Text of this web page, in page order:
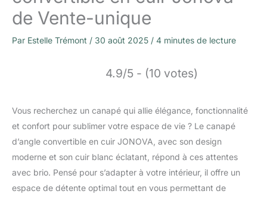
de Vente-unique
Par Estelle Trémont / 30 août 2025 / 4 minutes de lecture
4.9/5 - (10 votes)
Vous recherchez un canapé qui allie élégance, fonctionnalité
et confort pour sublimer votre espace de vie ? Le canapé
d’angle convertible en cuir JONOVA, avec son design
moderne et son cuir blanc éclatant, répond à ces attentes
avec brio. Pensé pour s’adapter à votre intérieur, il offre un
espace de détente optimal tout en vous permettant de